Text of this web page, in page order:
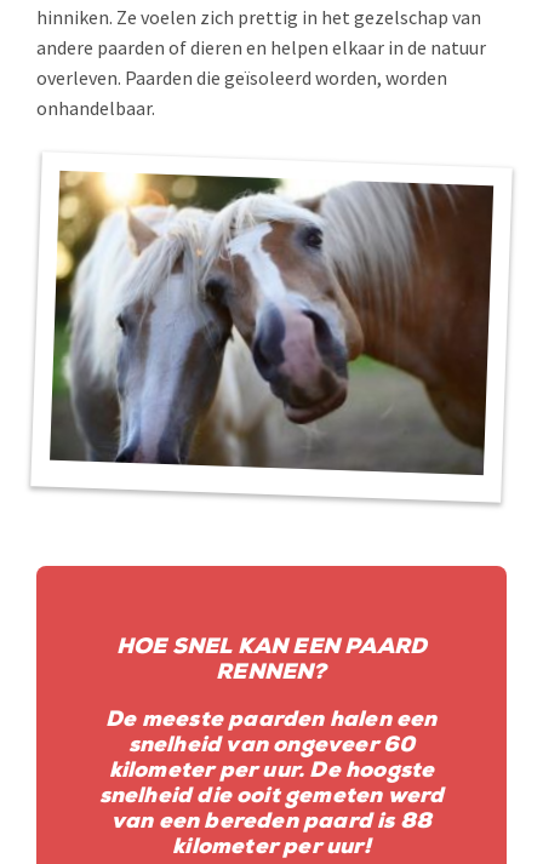
hinniken. Ze voelen zich prettig in het gezelschap van
andere paarden of dieren en helpen elkaar in de natuur
overleven. Paarden die geïsoleerd worden, worden
onhandelbaar.
HOE SNEL KAN EEN PAARD
RENNEN?
De meeste paarden halen een
snelheid van ongeveer 60
kilometer per uur. De hoogste
snelheid die ooit gemeten werd
van een bereden paard is 88
kilometer per uur!